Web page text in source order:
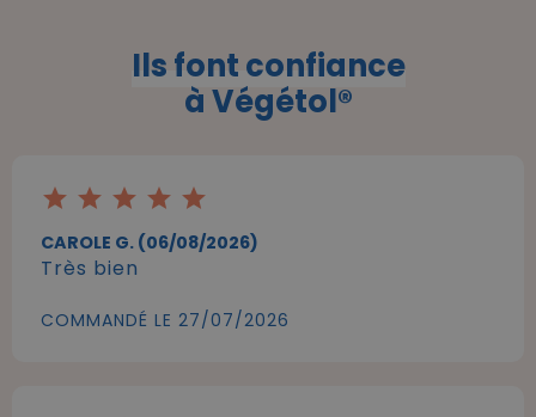
Ils font confiance
à Végétol®
star star star star star
CAROLE G. (06/08/2026)
Très bien
COMMANDÉ LE 27/07/2026